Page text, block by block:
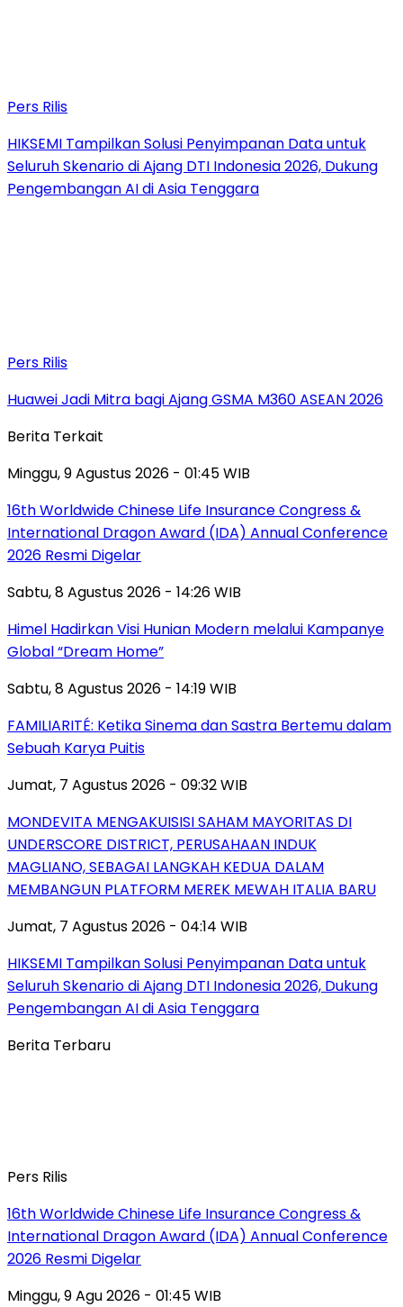
Pers Rilis
HIKSEMI Tampilkan Solusi Penyimpanan Data untuk
Seluruh Skenario di Ajang DTI Indonesia 2026, Dukung
Pengembangan AI di Asia Tenggara
Pers Rilis
Huawei Jadi Mitra bagi Ajang GSMA M360 ASEAN 2026
Berita Terkait
Minggu, 9 Agustus 2026 - 01:45 WIB
16th Worldwide Chinese Life Insurance Congress &
International Dragon Award (IDA) Annual Conference
2026 Resmi Digelar
Sabtu, 8 Agustus 2026 - 14:26 WIB
Himel Hadirkan Visi Hunian Modern melalui Kampanye
Global “Dream Home”
Sabtu, 8 Agustus 2026 - 14:19 WIB
FAMILIARITÉ: Ketika Sinema dan Sastra Bertemu dalam
Sebuah Karya Puitis
Jumat, 7 Agustus 2026 - 09:32 WIB
MONDEVITA MENGAKUISISI SAHAM MAYORITAS DI
UNDERSCORE DISTRICT, PERUSAHAAN INDUK
MAGLIANO, SEBAGAI LANGKAH KEDUA DALAM
MEMBANGUN PLATFORM MEREK MEWAH ITALIA BARU
Jumat, 7 Agustus 2026 - 04:14 WIB
HIKSEMI Tampilkan Solusi Penyimpanan Data untuk
Seluruh Skenario di Ajang DTI Indonesia 2026, Dukung
Pengembangan AI di Asia Tenggara
Berita Terbaru
Pers Rilis
16th Worldwide Chinese Life Insurance Congress &
International Dragon Award (IDA) Annual Conference
2026 Resmi Digelar
Minggu, 9 Agu 2026 - 01:45 WIB